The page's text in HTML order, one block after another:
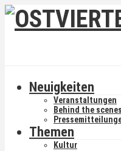
Neuigkeiten
Veranstaltungen
Behind the scenes
Themen
Kultur